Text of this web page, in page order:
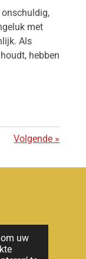
uw
met
Als
hebben
Volgende »